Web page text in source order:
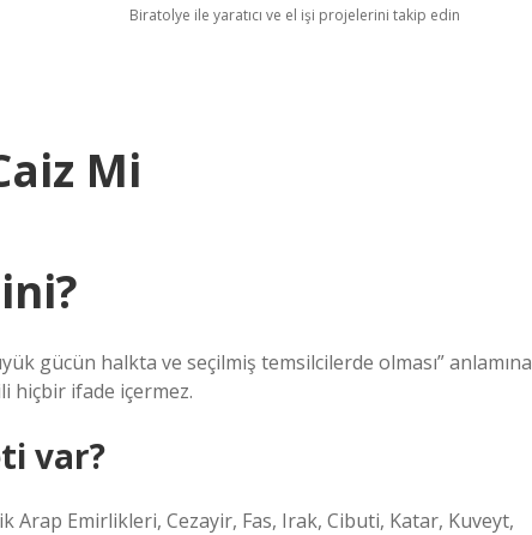
Biratolye ile yaratıcı ve el işi projelerini takip edin
Mi
gücün halkta ve seçilmiş temsilcilerde olması” anlamına
hiçbir ifade içermez.
var?
Emirlikleri, Cezayir, Fas, Irak, Cibuti, Katar, Kuveyt,